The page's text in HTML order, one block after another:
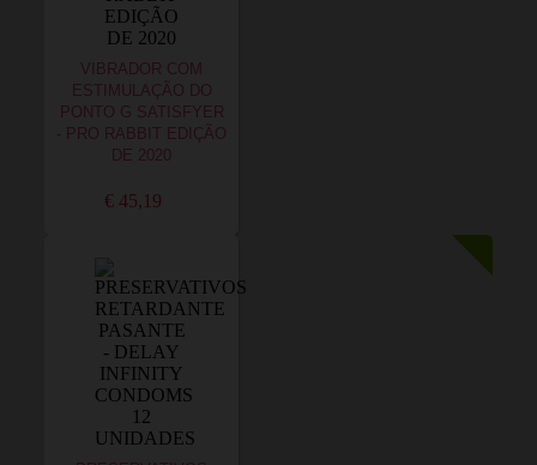
VIBRADOR COM
ESTIMULAÇÃO DO
PONTO G SATISFYER
- PRO RABBIT EDIÇÃO
DE 2020
€ 45,19